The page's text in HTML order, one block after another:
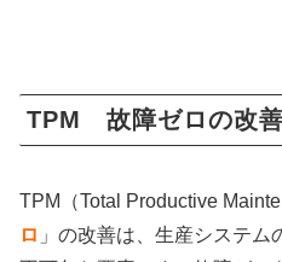
TPM 故障ゼロの改
TPM（Total Productive
ロ 」の改善は、生産システ